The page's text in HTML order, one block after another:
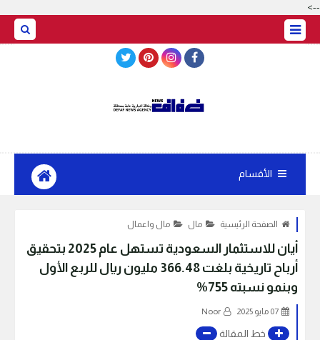
-->
الأقسام
الصفحة الرئيسية مال مال واعمال
أيان للاستثمار السعودية تستهل عام 2025 بتحقيق
أرباح تاريخية بلغت 366.48 مليون ريال للربع الأول
وبنمو نسبته 755%
07 مايو 2025 Noor
خط المقالة